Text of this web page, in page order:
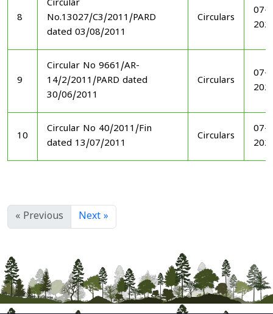
8
Circular
No.13027/C3/2011/PARD
dated 03/08/2011
Circulars
07-
9
Circular No 9661/AR-
14/2/2011/PARD dated
30/06/2011
Circulars
07-
10
Circular No 40/2011/Fin
dated 13/07/2011
Circulars
07-
« Previous Next »